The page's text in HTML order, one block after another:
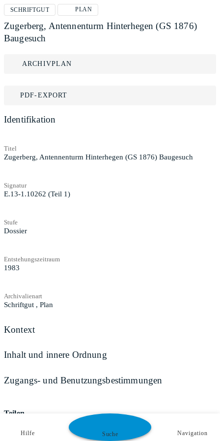
SCHRIFTGUT PLAN
Zugerberg, Antennenturm Hinterhegen (GS 1876)
Baugesuch
ARCHIVPLAN
PDF-EXPORT
Identifikation
Titel
Zugerberg, Antennenturm Hinterhegen (GS 1876) Baugesuch
Signatur
E.13-1.10262 (Teil 1)
Stufe
Dossier
Entstehungszeitraum
1983
Archivalienart
Schriftgut , Plan
Kontext
Inhalt und innere Ordnung
Zugangs- und Benutzungsbestimmungen
Teilen
Hilfe Suche Navigation